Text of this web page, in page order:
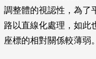
調整體的視認性，為了
路以直線化處理，如此
座標的相對關係較薄弱。